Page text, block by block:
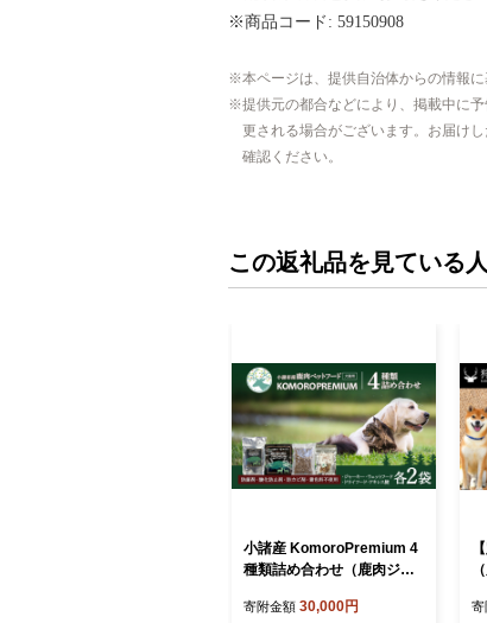
※商品コード: 59150908
本ページは、提供自治体からの情報に
提供元の都合などにより、掲載中に
更される場合がございます。お届け
確認ください。
この返礼品を見ている
小諸産 KomoroPremium 4
種類詰め合わせ（鹿肉ジャ
ドライフード・アキレス
寄附金額 30,000円 寄